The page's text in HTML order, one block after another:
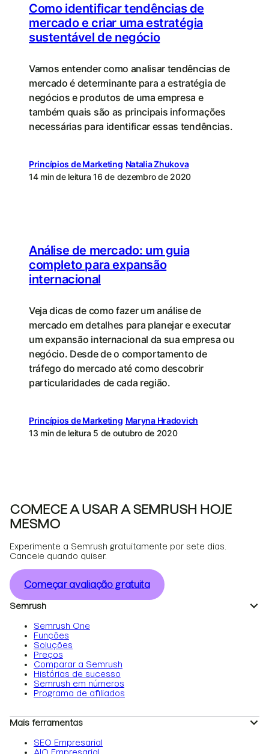
Como identificar tendências de
mercado e criar uma estratégia
sustentável de negócio
Vamos entender como analisar tendências de
mercado é determinante para a estratégia de
negócios e produtos de uma empresa e
também quais são as principais informações
necessárias para identificar essas tendências.
Princípios de Marketing Natalia Zhukova
14 min de leitura 16 de dezembro de 2020
Análise de mercado: um guia
completo para expansão
internacional
Veja dicas de como fazer um análise de
mercado em detalhes para planejar e executar
um expansão internacional da sua empresa ou
negócio. Desde de o comportamento de
tráfego do mercado até como descobrir
particularidades de cada região.
Princípios de Marketing Maryna Hradovich
13 min de leitura 5 de outubro de 2020
COMECE A USAR A SEMRUSH HOJE
MESMO
Experimente a Semrush gratuitamente por sete dias.
Cancele quando quiser.
Começar avaliação gratuita
Semrush
Semrush One
Funções
Soluções
Preços
Comparar a Semrush
Histórias de sucesso
Semrush em números
Programa de afiliados
Mais ferramentas
SEO Empresarial